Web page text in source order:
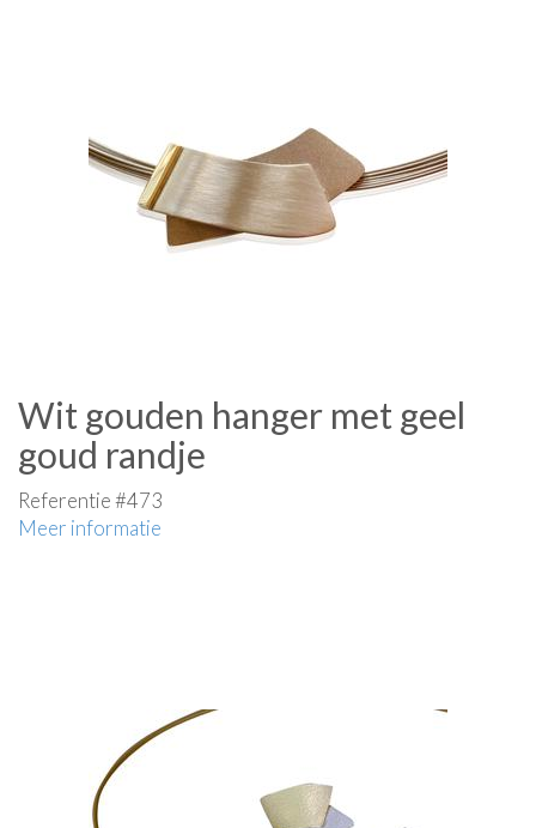
Wit gouden hanger met geel
goud randje
Referentie #473
Meer informatie